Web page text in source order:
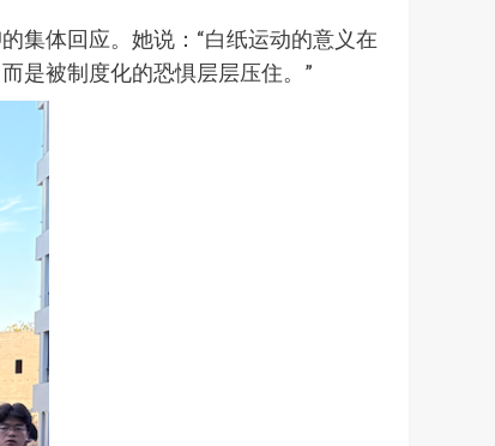
集体回应。她说：“白纸运动的意义在
是被制度化的恐惧层层压住。”